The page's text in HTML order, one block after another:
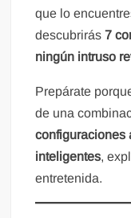
que lo
descubrirás7
ningún intruso
Prepárate
de una
configuraciones
inteligentes,
entretenida.